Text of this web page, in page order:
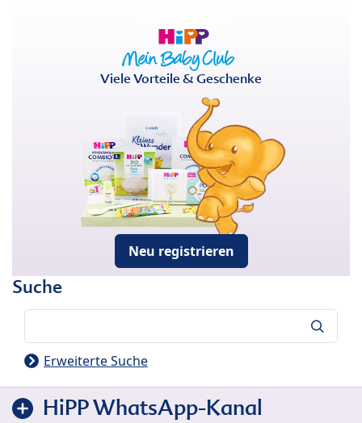
Viele Vorteile & Geschenke
Neu registrieren
Suche
Erweiterte Suche
HiPP WhatsApp-Kanal